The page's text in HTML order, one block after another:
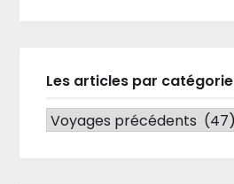
Les articles par catégorie
LES ARTICLES PAR CATÉGORIE